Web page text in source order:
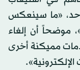
«ما سينعكس
موضحاً أن إلغاء
مميكنة أخرى